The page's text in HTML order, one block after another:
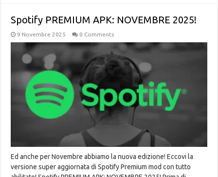
Spotify PREMIUM APK: NOVEMBRE 2025!
9 Novembre 2025 0 Comments
Ed anche per Novembre abbiamo la nuova edizione! Eccovi la
versione super aggiornata di Spotify Premium mod con tutto